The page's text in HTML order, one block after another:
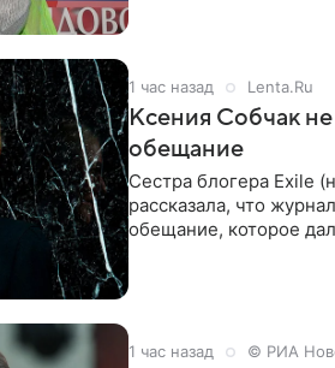
1 час назад Lenta.Ru
Ксения Собчак
обещание
Сестра блогера Exile
рассказала, что
обещание, которое
1 час назад © РИА